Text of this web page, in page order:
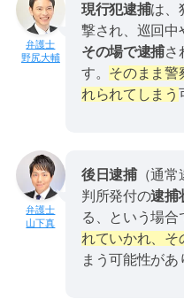
野尻大輔
現行犯逮捕は、
撃され、巡回中
その場で逮捕さ
す。 そのまま警
れられてしまう
山下真
後日逮捕（通常
判所発付の逮捕
る、という場
れていかれ、そ
まう可能性があ